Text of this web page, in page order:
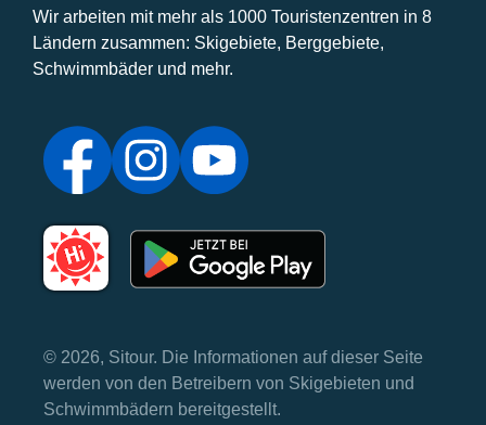
Wir arbeiten mit mehr als 1000 Touristenzentren in 8
Ländern zusammen: Skigebiete, Berggebiete,
Schwimmbäder und mehr.
© 2026, Sitour. Die Informationen auf dieser Seite
werden von den Betreibern von Skigebieten und
Schwimmbädern bereitgestellt.